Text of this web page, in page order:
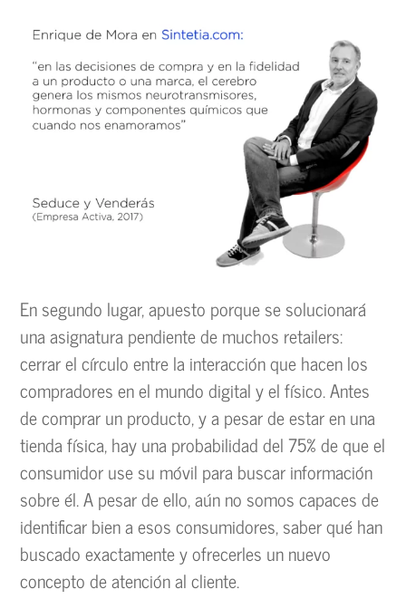
En segundo lugar, apuesto porque se solucionará
una asignatura pendiente de muchos retailers:
cerrar el círculo entre la interacción que hacen los
compradores en el mundo digital y el físico. Antes
de comprar un producto, y a pesar de estar en una
tienda física, hay una probabilidad del 75% de que el
consumidor use su móvil para buscar información
sobre él. A pesar de ello, aún no somos capaces de
identificar bien a esos consumidores, saber qué han
buscado exactamente y ofrecerles un nuevo
concepto de atención al cliente.